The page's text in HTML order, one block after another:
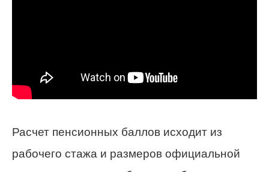
Расчет пенсионных баллов исходит из
рабочего стажа и размеров официальной